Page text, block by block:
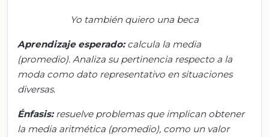
Yo también quiero una beca
Aprendizaje esperado: calcula la media
(promedio). Analiza su pertinencia respecto a la
moda como dato representativo en situaciones
diversas.
Énfasis: resuelve problemas que implican obtener
la media aritmética (promedio), como un valor